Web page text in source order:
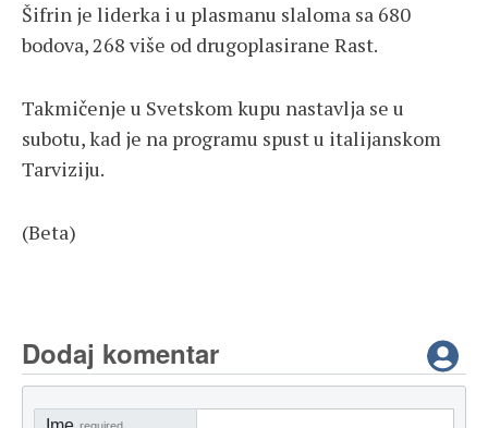
Šifrin je liderka i u plasmanu slaloma sa 680
bodova, 268 više od drugoplasirane Rast.
Takmičenje u Svetskom kupu nastavlja se u
subotu, kad je na programu spust u italijanskom
Tarviziju.
(Beta)
Dodaj komentar